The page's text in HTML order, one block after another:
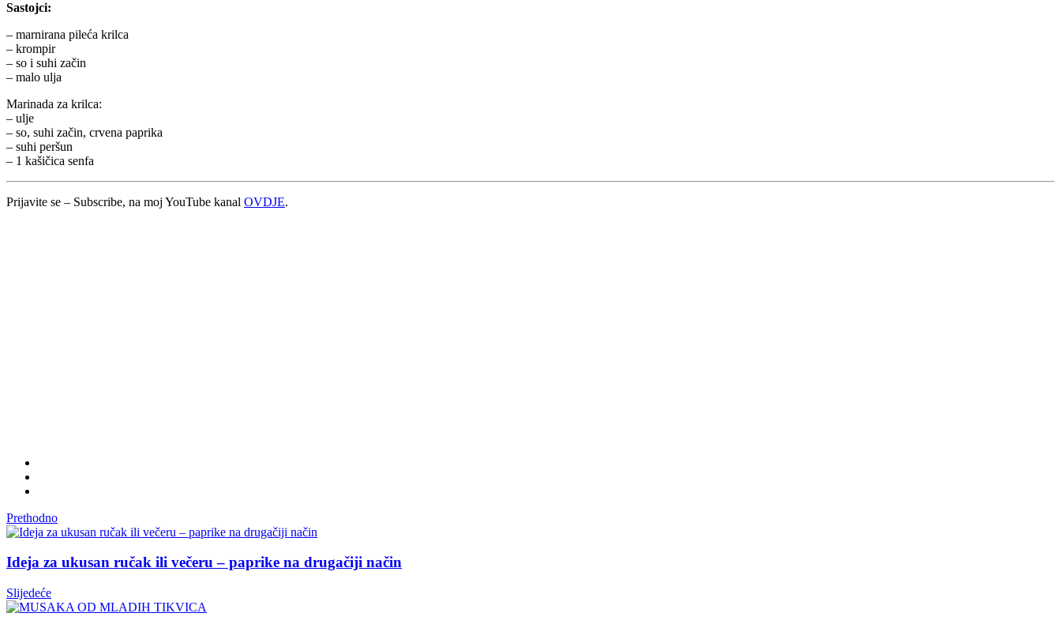
Sastojci:
– marnirana pileća krilca
– krompir
– so i suhi začin
– malo ulja
Marinada za krilca:
– ulje
– so, suhi začin, crvena paprika
– suhi peršun
– 1 kašičica senfa
Prijavite se – Subscribe, na moj YouTube kanal OVDJE.
Prethodno
Ideja za ukusan ručak ili večeru – paprike na drugačiji način
Slijedeće